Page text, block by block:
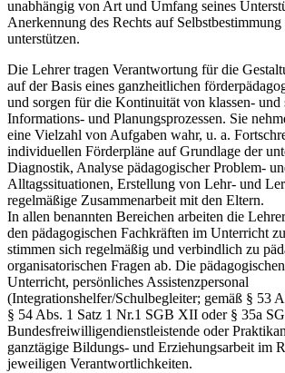
unabhängig von Art und Umfang seines
Anerkennung des Rechts auf
unterstützen.
Die Lehrer tragen Verantwortung für die
auf der Basis eines ganzheitlichen
und sorgen für die Kontinuität von klassen- und
Informations- und Planungsprozessen. Sie
eine Vielzahl von Aufgaben wahr, u. a.
individuellen Förderpläne auf Grundlage der
Diagnostik, Analyse pädagogischer Problem-
Alltagssituationen, Erstellung von Lehr- und
regelmäßige Zusammenarbeit mit den Eltern.
In allen benannten Bereichen arbeiten die
den pädagogischen Fachkräften im Unterricht
stimmen sich regelmäßig und verbindlich zu
organisatorischen Fragen ab. Die
Unterricht, persönliches Assistenzpersonal
(Integrationshelfer/Schulbegleiter; gemäß § 53
§ 54 Abs. 1 Satz 1 Nr.1 SGB XII oder § 35a
Bundesfreiwilligendienstleistende oder
ganztägige Bildungs- und Erziehungsarbeit im
jeweiligen Verantwortlichkeiten.